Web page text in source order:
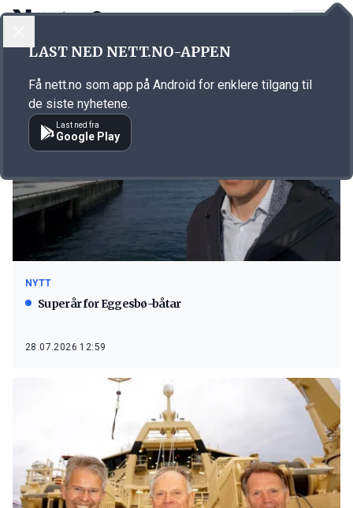
Emne: Eros
NYTT
Superår for Eggesbø-båtar
28.07.2026 12:59
LAST NED NETT.NO-APPEN
Få nett.no som app på Android for enklere tilgang til
de siste nyhetene.
Last ned fra
Google Play